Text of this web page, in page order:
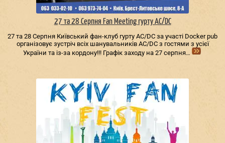
27 та 28 Серпня Fan Meeting гурту AC/DС
27 та 28 Серпня Київський фан-клуб гурту AC/DС за участі Docker pub
організовує зустріч всіх шанувальників AC/DС з гостями з усієї
України та із-за кордону!!! Графік заходу на 27 серпня…